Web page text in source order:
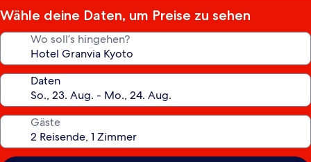
Wähle deine Daten, um Preise zu sehen
Wo soll’s hingehen?
Daten
Gäste